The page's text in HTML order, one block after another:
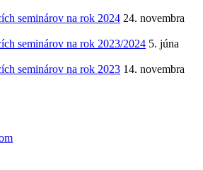
seminárov na rok 2024 24. novembra
seminárov na rok 2023/2024 5. júna
seminárov na rok 2023 14. novembra